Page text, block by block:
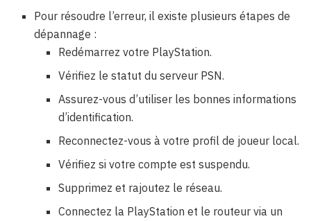
Pour résoudre l’erreur, il existe plusieurs étapes de
dépannage :
Redémarrez votre PlayStation.
Vérifiez le statut du serveur PSN.
Assurez-vous d’utiliser les bonnes informations
d’identification.
Reconnectez-vous à votre profil de joueur local.
Vérifiez si votre compte est suspendu.
Supprimez et rajoutez le réseau.
Connectez la PlayStation et le routeur via un